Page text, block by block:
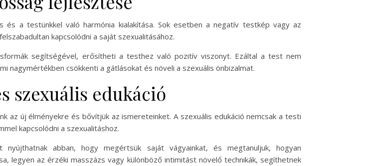
és a testünkkel való harmónia kialakítása. Sok esetben a negatív testkép vagy az
kapcsolódni a saját szexualitásához.
segítségével, erősítheti a testhez való pozitív viszonyt. Ezáltal a test nem
nagymértékben csökkenti a gátlásokat és növeli a szexuális önbizalmat.
szexuális edukáció
az új élményekre és bővítjük az ismereteinket. A szexuális edukáció nemcsak a testi
kapcsolódni a szexualitáshoz.
abban, hogy megértsük saját vágyainkat, és megtanuljuk, hogyan
legyen az érzéki masszázs vagy különböző intimitást növelő technikák, segíthetnek